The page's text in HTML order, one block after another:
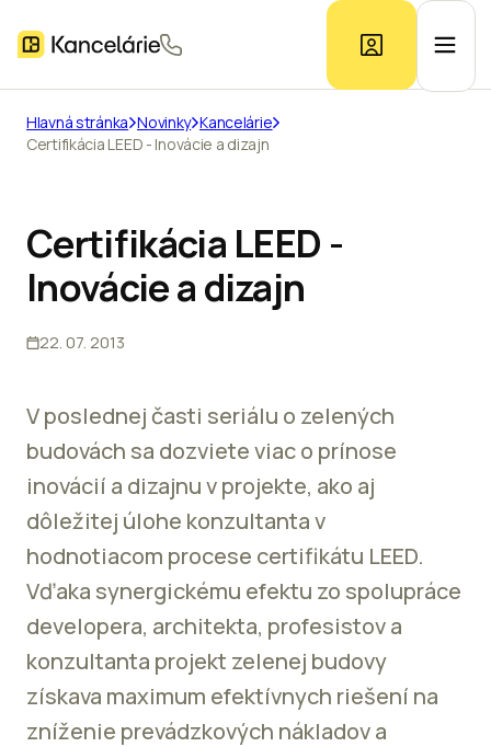
Prieskum trhu
Kontakt
Hlavná stránka Novinky Kancelárie
Certifikácia LEED - Inovácie a dizajn
Certifikácia LEED -
Inovácie a dizajn
22. 07. 2013
V poslednej časti seriálu o zelených
budovách sa dozviete viac o prínose
inovácií a dizajnu v projekte, ako aj
dôležitej úlohe konzultanta v
hodnotiacom procese certifikátu LEED.
Vďaka synergickému efektu zo spolupráce
developera, architekta, profesistov a
konzultanta projekt zelenej budovy
získava maximum efektívnych riešení na
zníženie prevádzkových nákladov a